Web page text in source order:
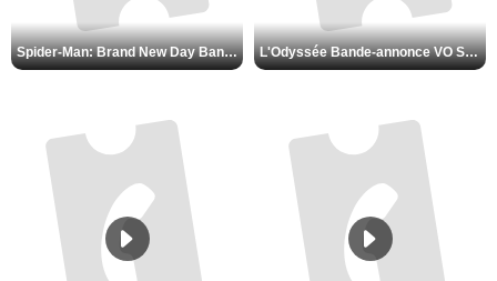
Spider-Man: Brand New Day Bande-annonce VO STFR L'Odyssée Bande-annonce VO STFR